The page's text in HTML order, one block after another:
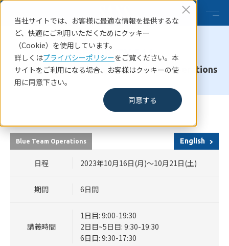
当社サイトでは、お客様に最適な情報を提供するな
ど、快適にご利用いただくためにクッキー
（Cookie）を使用しています。
詳しくはプライバシーポリシーをご覧ください。本
サイトをご利用になる場合、お客様はクッキーの使
用に同意下さい。
同意する
SECURITY 511
Continuous Monitoring and Security Operations
SANS Tokyo Autumn 2023 SECURITY 511
Blue Team Operations English
日程 2023年10月16日(月)～10月21日(土)
期間 6日間
講義時間
1日目: 9:00-19:30
2日目~5日目: 9:30-19:30
6日目: 9:30-17:30